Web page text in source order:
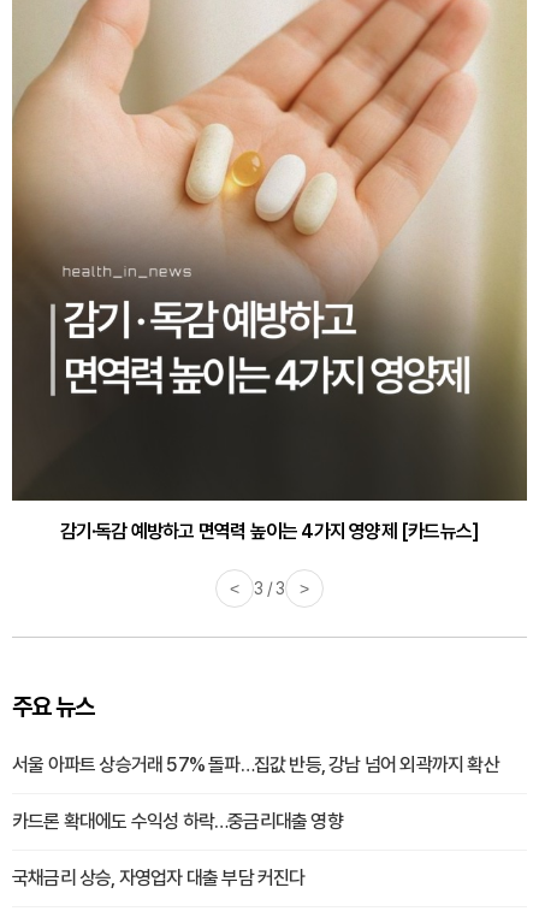
감기·독감 예방하고 면역력 높이는 4가지 영양제 [카드뉴스]
< 3 / 3 >
주요 뉴스
서울 아파트 상승거래 57% 돌파…집값 반등, 강남 넘어 외곽까지 확산
카드론 확대에도 수익성 하락…중금리대출 영향
국채금리 상승, 자영업자 대출 부담 커진다